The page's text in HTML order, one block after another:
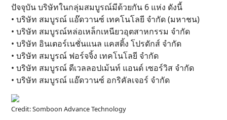
ปัจจุบัน บริษัทในกลุ่มสมบูรณ์มีด้วยกัน 6 แห่ง ดังนี้
• บริษัท สมบูรณ์ แอ๊ดวานซ์ เทคโนโลยี จำกัด (มหาชน)
• บริษัท สมบูรณ์หล่อเหล็กเหนียวอุตสาหกรรม จำกัด
• บริษัท อินเตอร์เนชั่นแนล แคสติ้ง โปรดักส์ จำกัด
• บริษัท สมบูรณ์ ฟอร์จจิ้ง เทคโนโลยี จำกัด
• บริษัท สมบูรณ์ ดีเวลลอปเม้นท์ แอนด์ เซอร์วิส จำกัด
• บริษัท สมบูรณ์ แอ๊ดวานซ์ อกริคัลเจอร์ จำกัด
Credit: Somboon Advance Technology